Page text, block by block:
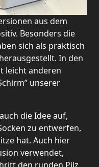
aus dem
Besonders die
sich als praktisch
In den
leicht anderen
unserer
die Idee auf,
zu entwerfen,
hat. Auch hier
verwendet,